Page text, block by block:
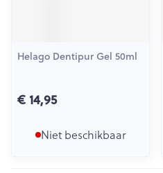
Helago Dentipur Gel 50ml
€ 14,95
Niet beschikbaar